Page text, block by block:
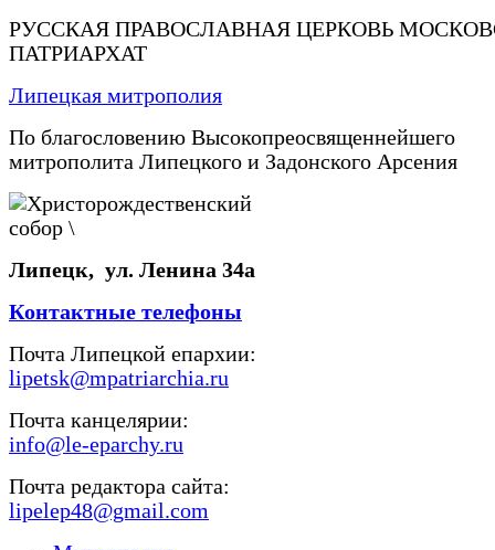
РУССКАЯ ПРАВОСЛАВНАЯ ЦЕРКОВЬ
ПАТРИАРХАТ
Липецкая митрополия
По благословению Высокопреосвященнейшего
митрополита Липецкого и Задонского Арсения
Липецк, ул. Ленина 34а
Контактные телефоны
Почта Липецкой епархии:
lipetsk@mpatriarchia.ru
Почта канцелярии:
info@le-eparchy.ru
Почта редактора сайта:
lipelep48@gmail.com